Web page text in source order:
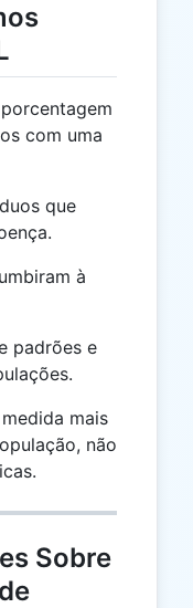
com uma
que
à
padrões e
mais
não
Sobre